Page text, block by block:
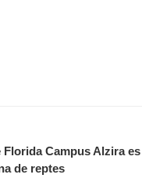
Florida Campus Alzira
de reptes